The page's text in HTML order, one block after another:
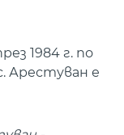
1984 г. по
Арестуван е